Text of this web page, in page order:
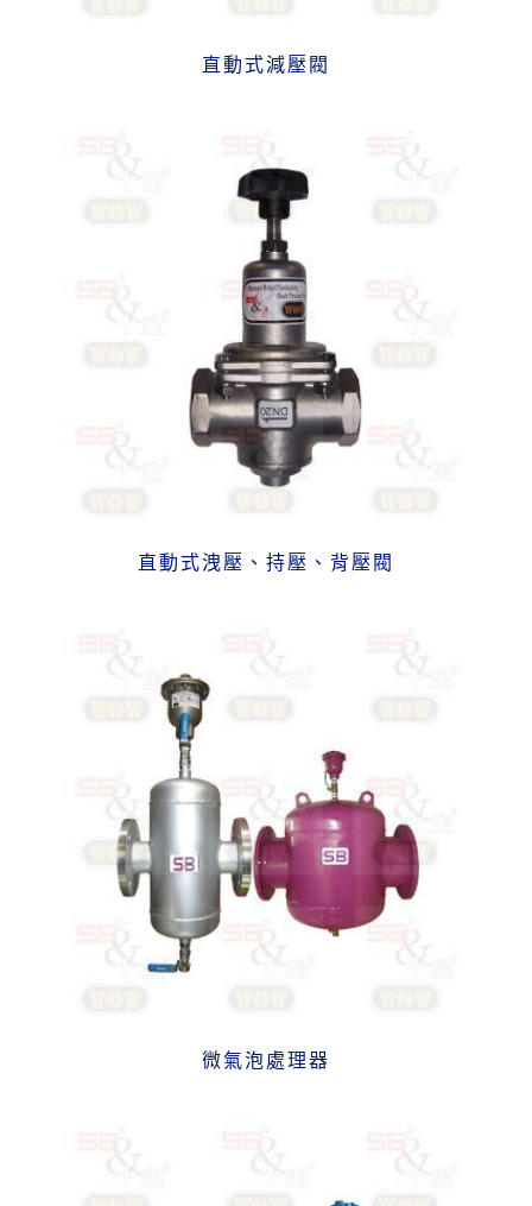
直動式減壓閥
直動式洩壓、持壓、背壓閥
微氣泡處理器